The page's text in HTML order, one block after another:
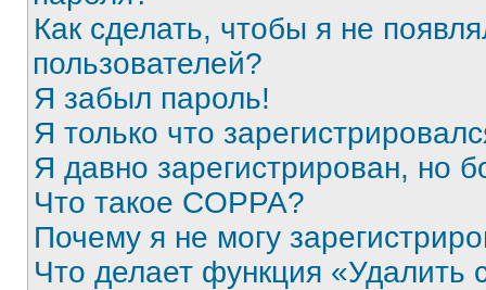
Как сделать, чтобы я не
пользователей?
Я забыл пароль!
Я только что
Я давно зарегистрирован, но
Что такое COPPA?
Почему я не могу
Что делает функция «Удалить